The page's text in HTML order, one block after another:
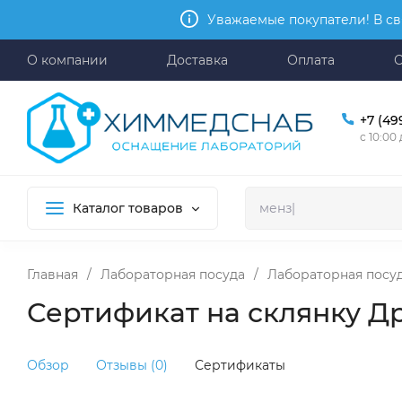
Уважаемые покупатели! В
О компании Доставка Оплата
+7
с
Каталог товаров
Главная / Лабораторная посуда / Лабораторная
Сертификат на склянку
Обзор Отзывы (0) Сертификаты